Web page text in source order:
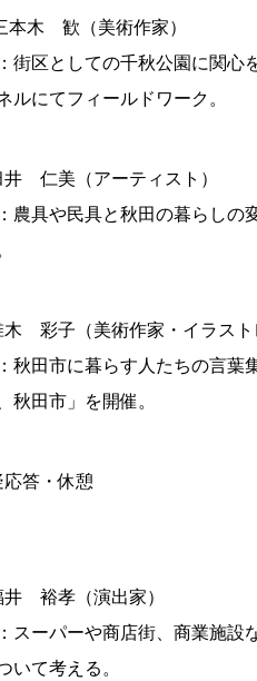
木 歓（美術作家）
街区としての千秋公園に関
ルにてフィールドワーク。
仁美（アーティスト）
農具や民具と秋田の暮らし
彩子（美術作家・イラスト
秋田市に暮らす人たちの言
秋田市」を開催。
答・休憩
裕孝（演出家）
スーパーや商店街、商業施
いて考える。